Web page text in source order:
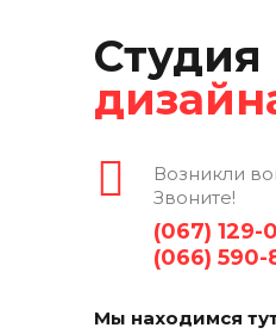
Студия
Возникли
Звоните!
(067) 129-
(066) 590-
Мы находимся